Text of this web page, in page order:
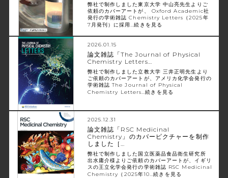
弊社で制作しました東京大学 中山亮先生よりご
依頼のカバーアートが、 Oxford Academic社
発行の学術雑誌 Chemistry Letters（2025年
7月発刊）に採用…続きを見る
2026.01.15
論文雑誌「The Journal of Physical
Chemistry Letters…
弊社で制作しました立教大学 三井正明先生より
ご依頼のカバーアートが、アメリカ化学会発行の
学術雑誌 The Journal of Physical
Chemistry Letters…続きを見る
2025.12.31
論文雑誌「RSC Medicinal
Chemistry」のカバーピクチャーを制作
しました［…
弊社で制作しました国立医薬品食品衛生研究所
出水庸介様よりご依頼のカバーアートが、イギリ
スの王立化学会発行の学術雑誌 RSC Medicinal
Chemistry（2025年10…続きを見る